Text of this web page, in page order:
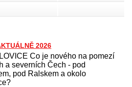
2026
Co je nového na pomezí
a severních Čech - pod
pod Ralskem a okolo